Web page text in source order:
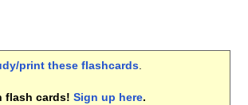
print these flashcards.
flash cards! Sign up here.